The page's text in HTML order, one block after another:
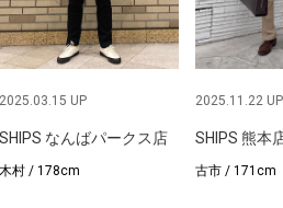
2025.03.15 UP
SHIPS なんばパークス店
木村 / 178cm
2025.11.22 UP
SHIPS 熊本
古市 / 171cm